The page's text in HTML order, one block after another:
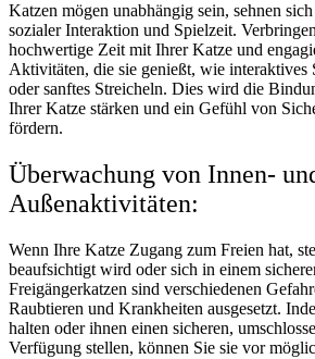
Katzen mögen unabhängig sein, sehnen
sozialer Interaktion und Spielzeit.
hochwertige Zeit mit Ihrer Katze und
Aktivitäten, die sie genießt, wie interaktives
oder sanftes Streicheln. Dies wird die
Ihrer Katze stärken und ein Gefühl von
fördern.
Überwachung von Innen-
Außenaktivitäten:
Wenn Ihre Katze Zugang zum Freien hat,
beaufsichtigt wird oder sich in einem
Freigängerkatzen sind verschiedenen
Raubtieren und Krankheiten ausgesetzt.
halten oder ihnen einen sicheren,
Verfügung stellen, können Sie sie vor